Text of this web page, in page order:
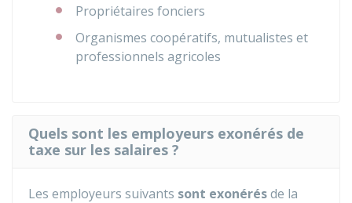
Propriétaires fonciers
Organismes coopératifs, mutualistes et
professionnels agricoles
Quels sont les employeurs exonérés de
taxe sur les salaires ?
Les employeurs suivants sont exonérésde la